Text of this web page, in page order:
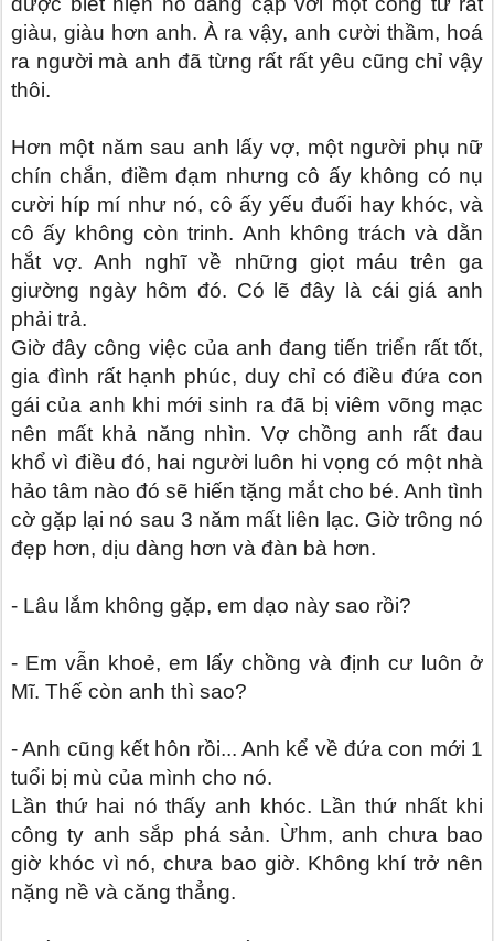
giàu, giàu hơn anh. À ra vậy, anh cười thầm, hoá
ra người mà anh đã từng rất rất yêu cũng chỉ vậy
thôi.
Hơn một năm sau anh lấy vợ, một người phụ nữ
chín chắn, điềm đạm nhưng cô ấy không có nụ
cười híp mí như nó, cô ấy yếu đuối hay khóc, và
cô ấy không còn trinh. Anh không trách và dằn
hắt vợ. Anh nghĩ về những giọt máu trên ga
giường ngày hôm đó. Có lẽ đây là cái giá anh
phải trả.
Giờ đây công việc của anh đang tiến triển rất tốt,
gia đình rất hạnh phúc, duy chỉ có điều đứa con
gái của anh khi mới sinh ra đã bị viêm võng mạc
nên mất khả năng nhìn. Vợ chồng anh rất đau
khổ vì điều đó, hai người luôn hi vọng có một nhà
hảo tâm nào đó sẽ hiến tặng mắt cho bé. Anh tình
cờ gặp lại nó sau 3 năm mất liên lạc. Giờ trông nó
đẹp hơn, dịu dàng hơn và đàn bà hơn.
- Lâu lắm không gặp, em dạo này sao rồi?
- Em vẫn khoẻ, em lấy chồng và định cư luôn ở
Mĩ. Thế còn anh thì sao?
- Anh cũng kết hôn rồi... Anh kể về đứa con mới 1
tuổi bị mù của mình cho nó.
Lần thứ hai nó thấy anh khóc. Lần thứ nhất khi
công ty anh sắp phá sản. Ừhm, anh chưa bao
giờ khóc vì nó, chưa bao giờ. Không khí trở nên
nặng nề và căng thẳng.